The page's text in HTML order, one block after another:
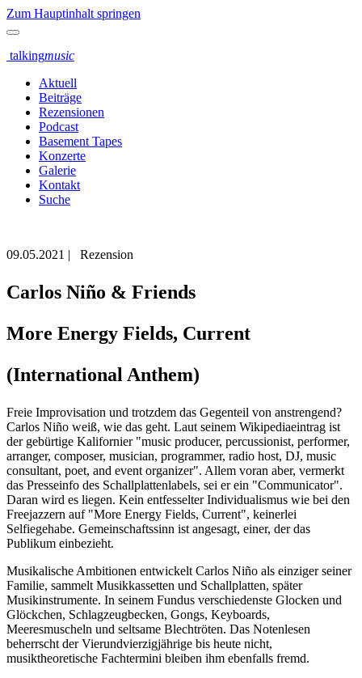
Zum Hauptinhalt springen
talkingmusic
Aktuell
Beiträge
Rezensionen
Podcast
Basement Tapes
Konzerte
Galerie
Kontakt
Suche
09.05.2021 | Rezension
Carlos Niño & Friends
More Energy Fields, Current
(International Anthem)
Freie Improvisation und trotzdem das Gegenteil von anstrengend?
Carlos Niño weiß, wie das geht. Laut seinem Wikipediaeintrag ist
der gebürtige Kalifornier "music producer, percussionist, performer,
arranger, composer, musician, programmer, radio host, DJ, music
consultant, poet, and event organizer". Allem voran aber, vermerkt
das Presseinfo des Schallplattenlabels, sei er ein "Communicator".
Daran wird es liegen. Kein entfesselter Individualismus wie bei den
Freejazzern auf "More Energy Fields, Current", keinerlei
Selfiegehabe. Gemeinschaftssinn ist angesagt, einer, der das
Publikum einbezieht.
Musikalische Ambitionen entwickelt Carlos Niño als einziger seiner
Familie, sammelt Musikkassetten und Schallplatten, später
Musikinstrumente. In seinem Fundus verschiedenste Glocken und
Glöckchen, Schlagzeugbecken, Gongs, Keyboards,
Meeresmuscheln und seltsame Blechtröten. Das Notenlesen
beherrscht der Vierundvierzigjährige bis heute nicht,
musiktheoretische Fachtermini bleiben ihm ebenfalls fremd.